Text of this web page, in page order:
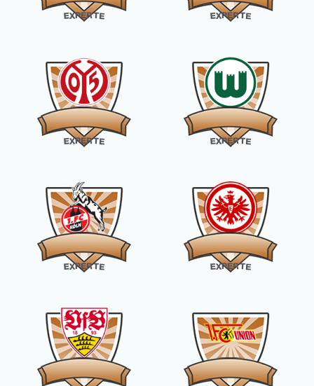
EXPERTE EXPERTE
EXPERTE EXPERTE
EXPERTE EXPERTE